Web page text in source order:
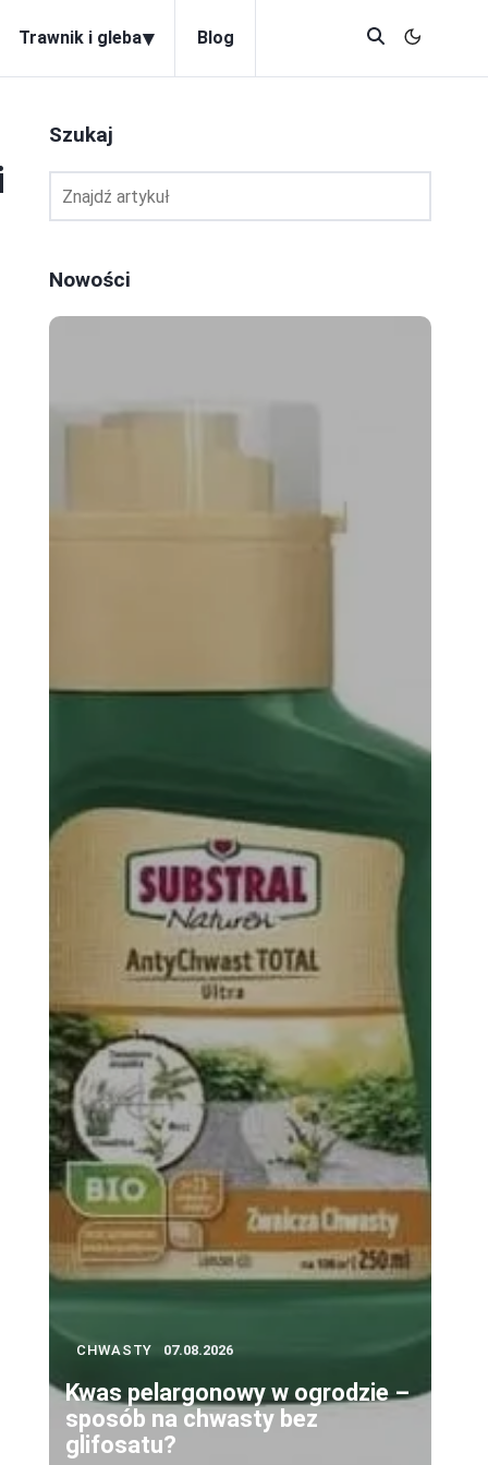
Trawnik i gleba▾ Blog
Szukaj
Nowości
CHWASTY 07.08.2026
Kwas pelargonowy w ogrodzie –
sposób na chwasty bez
glifosatu?